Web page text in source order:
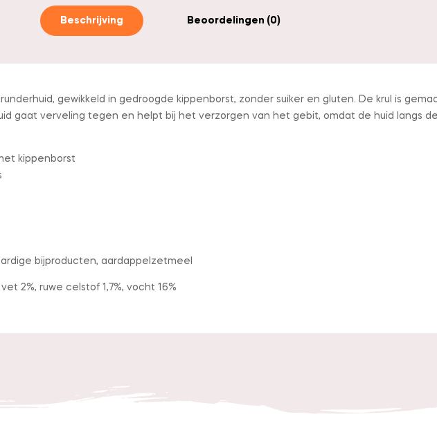
Beschrijving Beoordelingen (0)
gewikkeld in gedroogde kippenborst, zonder suiker en gluten. De krul is
gaat verveling tegen en helpt bij het verzorgen van het gebit, omdat de huid langs
kippenborst
bijproducten, aardappelzetmeel
2%, ruwe celstof 1,7%, vocht 16%